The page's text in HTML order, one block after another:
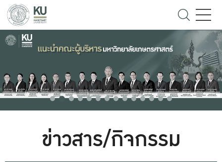
ข่าวสาร/กิจกรรม